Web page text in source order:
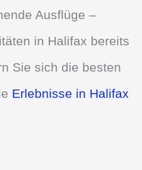
Ausflüge –
in Halifax bereits
Sie sich die besten
Erlebnisse in Halifax